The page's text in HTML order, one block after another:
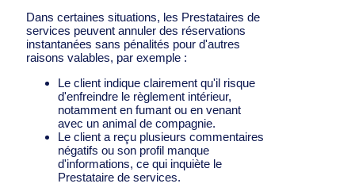
Dans certaines situations, les Prestataires de
services peuvent annuler des réservations
instantanées sans pénalités pour d'autres
raisons valables, par exemple :
Le client indique clairement qu'il risque
d'enfreindre le règlement intérieur,
notamment en fumant ou en venant
avec un animal de compagnie.
Le client a reçu plusieurs commentaires
négatifs ou son profil manque
d'informations, ce qui inquiète le
Prestataire de services.